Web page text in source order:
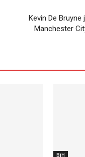
Kevin De
Manchester
BiH